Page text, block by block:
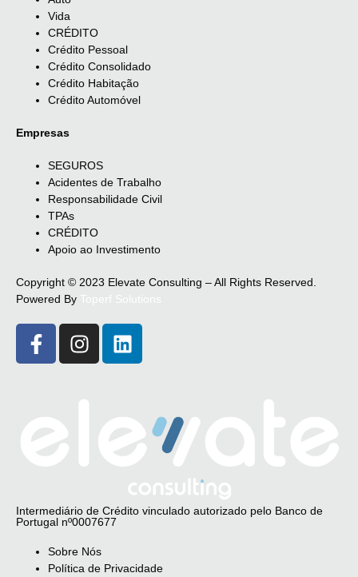
Vida
CRÉDITO
Crédito Pessoal
Crédito Consolidado
Crédito Habitação
Crédito Automóvel
Empresas
SEGUROS
Acidentes de Trabalho
Responsabilidade Civil
TPAs
CRÉDITO
Apoio ao Investimento
Copyright © 2023 Elevate Consulting – All Rights Reserved.
Powered By
Intermediário de Crédito vinculado autorizado pelo Banco de
Portugal nº0007677
Sobre Nós
Política de Privacidade